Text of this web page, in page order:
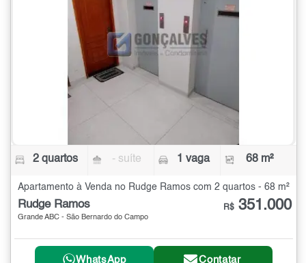
2 quartos - suíte 1 vaga 68 m²
Apartamento à Venda no Rudge Ramos com 2 quartos - 68 m²
Rudge Ramos
Grande ABC - São Bernardo do Campo
R$ 351.000
WhatsApp Contatar